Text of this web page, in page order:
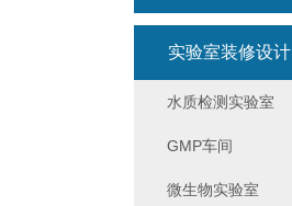
实验室装修设计
水质检测实验室
GMP车间
微生物实验室